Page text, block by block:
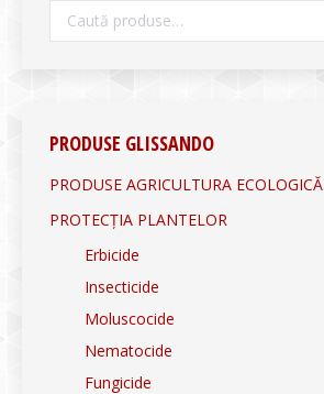
PRODUSE GLISSANDO
PRODUSE AGRICULTURA ECOLOGICĂ
PROTECȚIA PLANTELOR
Erbicide
Insecticide
Moluscocide
Nematocide
Fungicide